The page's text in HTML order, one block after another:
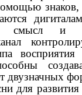
знаков,
и
восприятия
двузначных
для